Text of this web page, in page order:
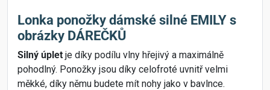
Lonka ponožky dámské silné EMILY s
obrázky DÁREČKŮ
Silný úplet je díky podílu vlny hřejivý a maximálně
pohodlný. Ponožky jsou díky celofroté uvnitř velmi
měkké, díky němu budete mít nohy jako v bavlnce.